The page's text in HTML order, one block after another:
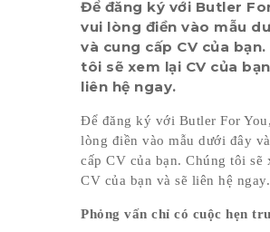
Để đăng ký với Butler
vui lòng điền vào mẫu
và cung cấp CV của bạn.
tôi sẽ xem lại CV của
liên hệ ngay.
Để đăng ký với Butler For
lòng điền vào mẫu dưới đây
cấp CV của bạn. Chúng tôi sẽ
CV của bạn và sẽ liên hệ ngay.
Phỏng vấn chỉ có cuộc hẹn